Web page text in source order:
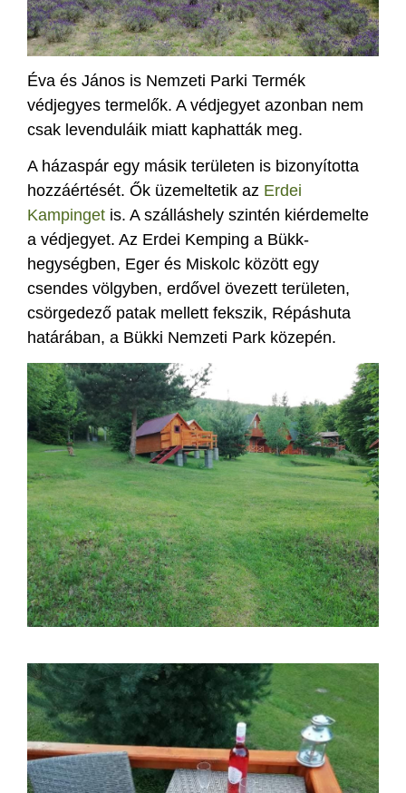
Éva és János is Nemzeti Parki Termék
védjegyes termelők. A védjegyet azonban nem
csak levenduláik miatt kaphatták meg.
A házaspár egy másik területen is bizonyította
hozzáértését. Ők üzemeltetik az Erdei
Kampinget is. A szálláshely szintén kiérdemelte
a védjegyet. Az Erdei Kemping a Bükk-
hegységben, Eger és Miskolc között egy
csendes völgyben, erdővel övezett területen,
csörgedező patak mellett fekszik, Répáshuta
határában, a Bükki Nemzeti Park közepén.